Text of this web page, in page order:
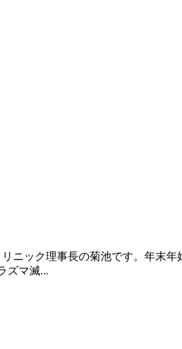
ニック理事長の菊池です。年末
ズマ滅...